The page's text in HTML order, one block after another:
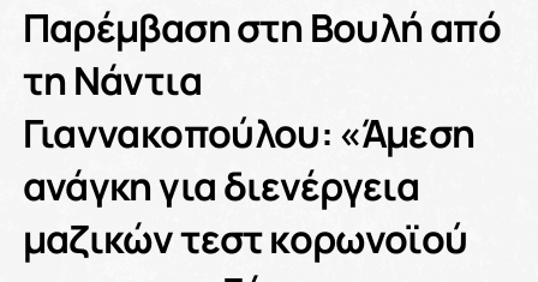
Παρέμβαση στη Βουλή από
τη Νάντια
Γιαννακοπούλου: «Άμεση
ανάγκη για διενέργεια
μαζικών τεστ κορωνοϊού